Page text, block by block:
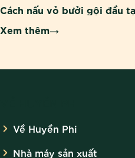
Cách nấu vỏ bưởi gội đầu
Xem thêm
Về Huyền Phi
Nhà máy sản xuất